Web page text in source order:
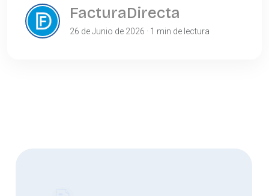
FacturaDirecta
26 de Junio de 2026 · 1 min de lectura